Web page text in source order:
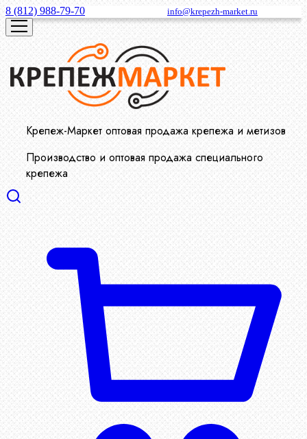
8 (812) 988-79-70 info@krepezh-market.ru
Крепеж-Маркет оптовая продажа крепежа и метизов
Производство и оптовая продажа специального
крепежа